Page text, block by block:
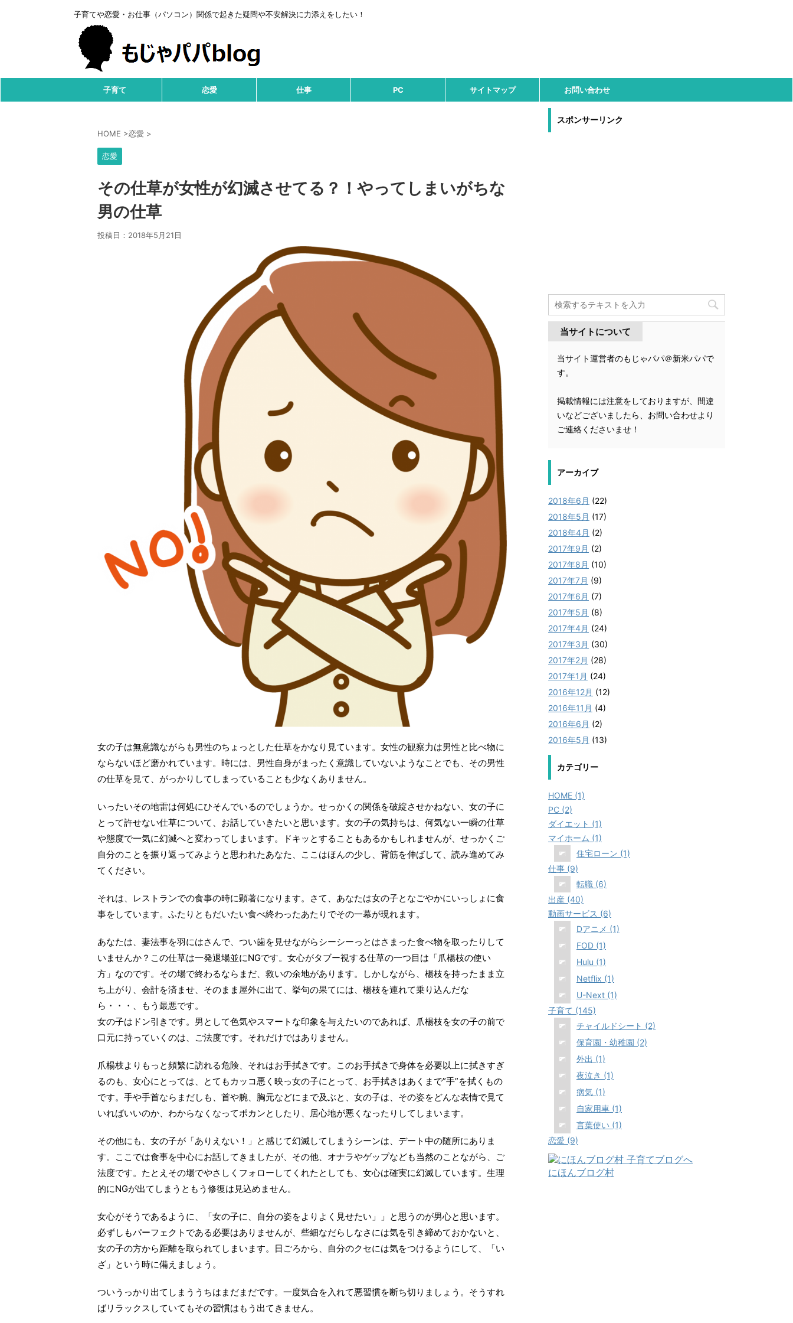
子育てや恋愛・お仕事（パソコン）関係で起きた疑問や不安解決に力添えをしたい！
子育て 恋愛 仕事 PC サイトマップ お問い合わせ
HOME >恋愛 >
恋愛
その仕草が女性が幻滅させてる？！やってしまいがちな
男の仕草
投稿日： 2018年5月21日
女の子は無意識ながらも男性のちょっとした仕草をかなり見ています。女性の観察力は男性と比べ物に
ならないほど磨かれています。時には、男性自身がまったく意識していないようなことでも、その男性
の仕草を見て、がっかりしてしまっていることも少なくありません。
いったいその地雷は何処にひそんでいるのでしょうか。せっかくの関係を破綻させかねない、女の子に
とって許せない仕草について、お話していきたいと思います。女の子の気持ちは、何気ない一瞬の仕草
や態度で一気に幻滅へと変わってしまいます。ドキッとすることもあるかもしれませんが、せっかくご
自分のことを振り返ってみようと思われたあなた、ここはほんの少し、背筋を伸ばして、読み進めてみ
てください。
それは、レストランでの食事の時に顕著になります。さて、あなたは女の子となごやかにいっしょに食
事をしています。ふたりともだいたい食べ終わったあたりでその一幕が現れます。
あなたは、妻法事を羽にはさんで、つい歯を見せながらシーシーっとはさまった食べ物を取ったりして
いませんか？この仕草は一発退場並にNGです。女心がタブー視する仕草の一つ目は「爪楊枝の使い
方」なのです。その場で終わるならまだ、救いの余地があります。しかしながら、楊枝を持ったまま立
ち上がり、会計を済ませ、そのまま屋外に出て、挙句の果てには、楊枝を連れて乗り込んだな
ら・・・、もう最悪です。
女の子はドン引きです。男として色気やスマートな印象を与えたいのであれば、爪楊枝を女の子の前で
口元に持っていくのは、ご法度です。それだけではありません。
爪楊枝よりもっと頻繁に訪れる危険、それはお手拭きです。このお手拭きで身体を必要以上に拭きすぎ
るのも、女心にとっては、とてもカッコ悪く映っ女の子にとって、お手拭きはあくまで”手”を拭くもの
です。手や手首ならまだしも、首や腕、胸元などにまで及ぶと、女の子は、その姿をどんな表情で見て
いればいいのか、わからなくなってポカンとしたり、居心地が悪くなったりしてしまいます。
その他にも、女の子が「ありえない！」と感じて幻滅してしまうシーンは、デート中の随所にありま
す。ここでは食事を中心にお話してきましたが、その他、オナラやゲップなども当然のことながら、ご
法度です。たとえその場でやさしくフォローしてくれたとしても、女心は確実に幻滅しています。生理
的にNGが出てしまうともう修復は見込めません。
女心がそうであるように、「女の子に、自分の姿をよりよく見せたい」」と思うのが男心と思います。
必ずしもパーフェクトである必要はありませんが、些細なだらしなさには気を引き締めておかないと、
女の子の方から距離を取られてしまいます。日ごろから、自分のクセには気をつけるようにして、「い
ざ」という時に備えましょう。
ついうっかり出てしまううちはまだまだです。一度気合を入れて悪習慣を断ち切りましょう。そうすれ
ばリラックスしていてもその習慣はもう出てきません。
スポンサーリンク
当サイトについて
当サイト運営者のもじゃパパ＠新米パパで
す。
掲載情報には注意をしておりますが、間違
いなどございましたら、お問い合わせより
ご連絡くださいませ！
アーカイブ
2018年6月 (22)
2018年5月 (17)
2018年4月 (2)
2017年9月 (2)
2017年8月 (10)
2017年7月 (9)
2017年6月 (7)
2017年5月 (8)
2017年4月 (24)
2017年3月 (30)
2017年2月 (28)
2017年1月 (24)
2016年12月 (12)
2016年11月 (4)
2016年6月 (2)
2016年5月 (13)
カテゴリー
HOME (1)
PC (2)
ダイエット (1)
マイホーム (1)
住宅ローン (1)
仕事 (9)
転職 (6)
出産 (40)
動画サービス (6)
Dアニメ (1)
FOD (1)
Hulu (1)
Netflix (1)
U-Next (1)
子育て (145)
チャイルドシート (2)
保育園・幼稚園 (2)
外出 (1)
夜泣き (1)
病気 (1)
自家用車 (1)
言葉使い (1)
恋愛 (9)
にほんブログ村